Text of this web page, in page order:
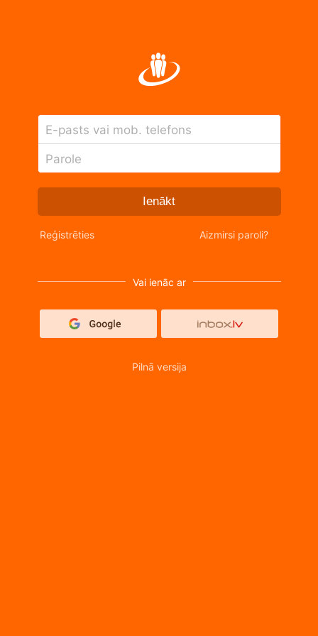
E-pasts vai mob. telefons
Parole
Ienākt
Reģistrēties Aizmirsi paroli?
Vai ienāc ar
Pilnā versija